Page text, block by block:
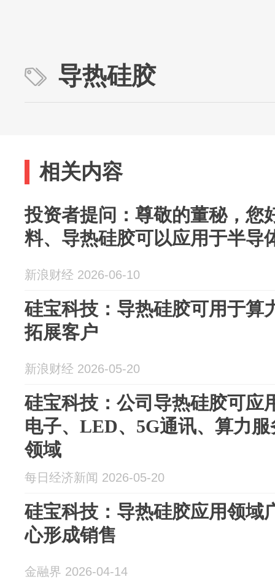
导热硅胶
相关内容
投资者提问：尊敬的董秘，您
料、导热硅胶可以应用于半导
新浪财经 2026-06-10
硅宝科技：导热硅胶可用于算
拓展客户
新浪财经 2026-05-20
硅宝科技：公司导热硅胶可应
电子、LED、5G通讯、算力
领域
每日经济新闻 2026-05-20
硅宝科技：导热硅胶应用领域
心形成销售
金融界 2026-04-14